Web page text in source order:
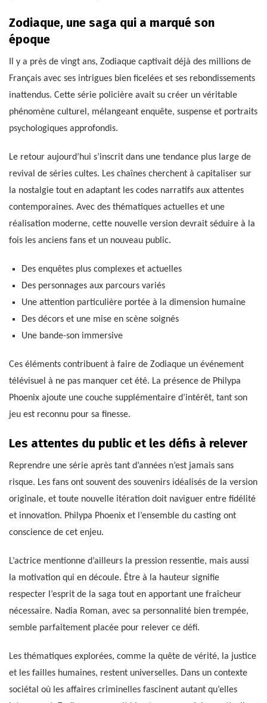
Zodiaque, une saga qui a marqué son
époque
Il y a près de vingt ans, Zodiaque captivait déjà des millions de
Français avec ses intrigues bien ficelées et ses rebondissements
inattendus. Cette série policière avait su créer un véritable
phénomène culturel, mélangeant enquête, suspense et portraits
psychologiques approfondis.
Le retour aujourd’hui s’inscrit dans une tendance plus large de
revival de séries cultes. Les chaînes cherchent à capitaliser sur
la nostalgie tout en adaptant les codes narratifs aux attentes
contemporaines. Avec des thématiques actuelles et une
réalisation moderne, cette nouvelle version devrait séduire à la
fois les anciens fans et un nouveau public.
Des enquêtes plus complexes et actuelles
Des personnages aux parcours variés
Une attention particulière portée à la dimension humaine
Des décors et une mise en scène soignés
Une bande-son immersive
Ces éléments contribuent à faire de Zodiaque un événement
télévisuel à ne pas manquer cet été. La présence de Philypa
Phoenix ajoute une couche supplémentaire d’intérêt, tant son
jeu est reconnu pour sa finesse.
Les attentes du public et les défis à relever
Reprendre une série après tant d’années n’est jamais sans
risque. Les fans ont souvent des souvenirs idéalisés de la version
originale, et toute nouvelle itération doit naviguer entre fidélité
et innovation. Philypa Phoenix et l’ensemble du casting ont
conscience de cet enjeu.
L’actrice mentionne d’ailleurs la pression ressentie, mais aussi
la motivation qui en découle. Être à la hauteur signifie
respecter l’esprit de la saga tout en apportant une fraîcheur
nécessaire. Nadia Roman, avec sa personnalité bien trempée,
semble parfaitement placée pour relever ce défi.
Les thématiques explorées, comme la quête de vérité, la justice
et les failles humaines, restent universelles. Dans un contexte
sociétal où les affaires criminelles fascinent autant qu’elles